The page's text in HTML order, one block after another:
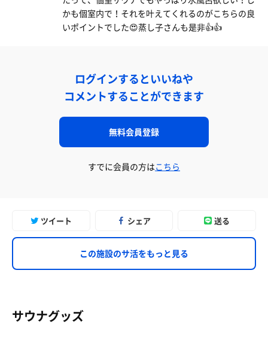
かも個室内で！それを叶えてくれるのがこちらの良
いポイントでした😍蒸し子さんも是非👍👍
ログインするといいねや
コメントすることができます
無料会員登録
すでに会員の方はこちら
ツイート シェア 送る
この施設のサ活をもっと見る
サウナグッズ